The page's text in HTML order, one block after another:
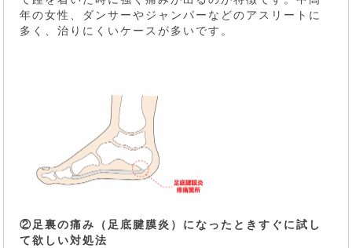
年の女性、ダンサーやジャンパーなどのアスリートに
多く、治りにくいケースが多いです。
②足裏の痛み（足底腱膜炎）になったときすぐに試し
て欲しい対処法